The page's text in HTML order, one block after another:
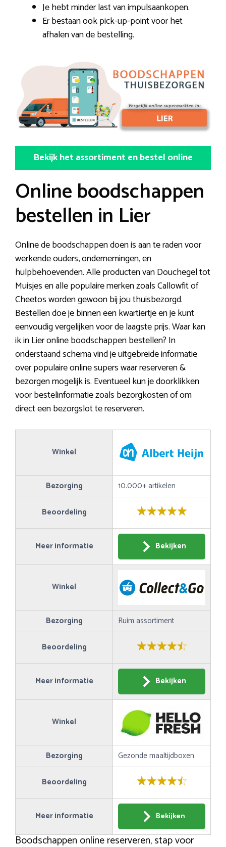
Je hebt minder last van impulsaankopen.
Er bestaan ook pick-up-point voor het
afhalen van de bestelling.
Bekijk het assortiment en bestel online
Online boodschappen
bestellen in Lier
Online de boodschappen doen is aan te raden voor
werkende ouders, ondernemingen, en
hulpbehoevenden. Alle producten van Douchegel tot
Muisjes en alle populaire merken zoals Callowfit of
Cheetos worden gewoon bij jou thuisbezorgd.
Bestellen doe je binnen een kwartiertje en je kunt
eenvoudig vergelijken voor de laagste prijs. Waar kan
ik in Lier online boodschappen bestellen? In
onderstaand schema vind je uitgebreide informatie
over populaire online supers waar reserveren &
bezorgen mogelijk is. Eventueel kun je doorklikken
voor bestelinformatie zoals bezorgkosten of om
direct een bezorgslot te reserveren.
Winkel
Bezorging 10.000+ artikelen
Beoordeling
Meer informatie Bekijken
Winkel
Bezorging Ruim assortiment
Beoordeling
Meer informatie Bekijken
Winkel
Bezorging Gezonde maaltijdboxen
Beoordeling
Meer informatie Bekijken
Boodschappen online reserveren, stap voor